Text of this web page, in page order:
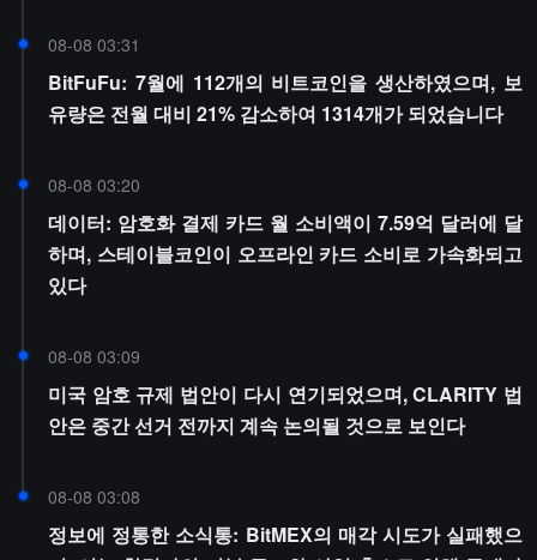
08-08 03:31
BitFuFu: 7월에 112개의 비트코인을 생산하였으며, 보
유량은 전월 대비 21% 감소하여 1314개가 되었습니다
08-08 03:20
데이터: 암호화 결제 카드 월 소비액이 7.59억 달러에 달
하며, 스테이블코인이 오프라인 카드 소비로 가속화되고
있다
08-08 03:09
미국 암호 규제 법안이 다시 연기되었으며, CLARITY 법
안은 중간 선거 전까지 계속 논의될 것으로 보인다
08-08 03:08
정보에 정통한 소식통: BitMEX의 매각 시도가 실패했으